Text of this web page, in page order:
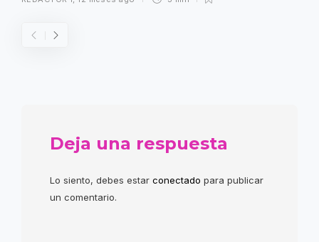
Deja una respuesta
Lo siento, debes estar conectado para publicar
un comentario.